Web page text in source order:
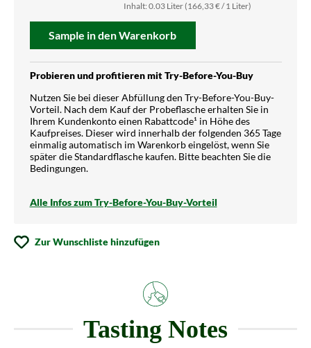
Inhalt: 0.03 Liter(166,33 € / 1 Liter)
Sample in den Warenkorb
Probieren und profitieren mit Try-Before-You-Buy
Nutzen Sie bei dieser Abfüllung den Try-Before-You-Buy-
Vorteil. Nach dem Kauf der Probeflasche erhalten Sie in
Ihrem Kundenkonto einen Rabattcode¹ in Höhe des
Kaufpreises. Dieser wird innerhalb der folgenden 365 Tage
einmalig automatisch im Warenkorb eingelöst, wenn Sie
später die Standardflasche kaufen. Bitte beachten Sie die
Bedingungen.
Alle Infos zum Try-Before-You-Buy-Vorteil
Zur Wunschliste hinzufügen
Tasting Notes